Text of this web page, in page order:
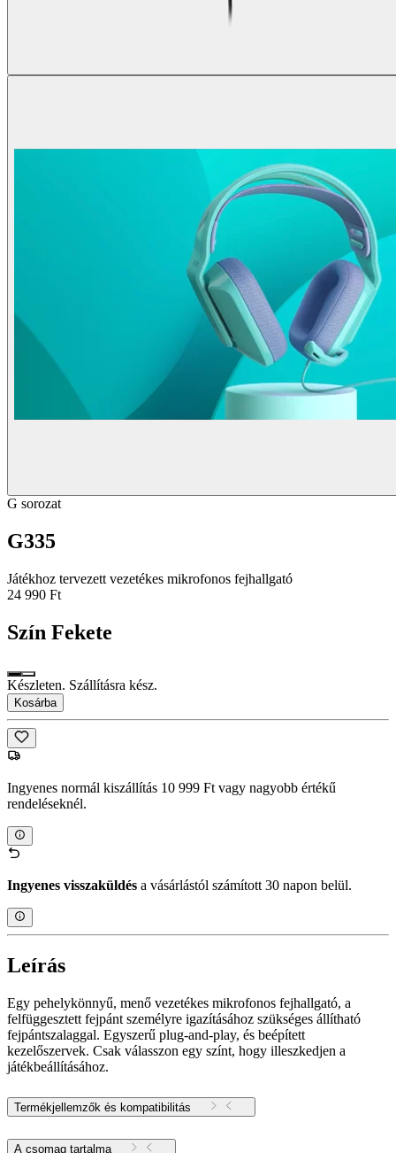
G sorozat
G335
Játékhoz tervezett vezetékes mikrofonos fejhallgató
24 990 Ft
Szín Fekete
Készleten. Szállításra kész.
Kosárba
Ingyenes normál kiszállítás 10 999 Ft vagy nagyobb értékű
rendeléseknél.
Ingyenes visszaküldés a vásárlástól számított 30 napon belül.
Leírás
Egy pehelykönnyű, menő vezetékes mikrofonos fejhallgató, a
felfüggesztett fejpánt személyre igazításához szükséges állítható
fejpántszalaggal. Egyszerű plug-and-play, és beépített
kezelőszervek. Csak válasszon egy színt, hogy illeszkedjen a
játékbeállításához.
Termékjellemzők és kompatibilitás
A csomag tartalma